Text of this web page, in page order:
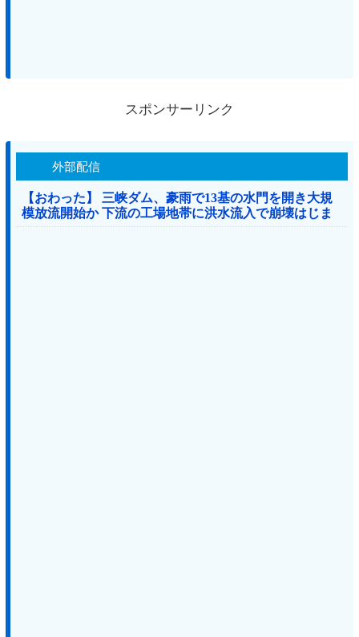
スポンサーリンク
外部配信
【おわった】 三峡ダム、豪雨で13基の水門を開き大規
模放流開始か 下流の工場地帯に洪水流入で崩壊はじま
る